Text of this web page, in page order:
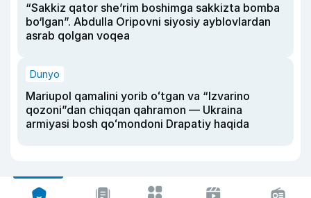
“Sakkiz qator she’rim boshimga sakkizta bomba
bo‘lgan”. Abdulla Oripovni siyosiy ayblovlardan
asrab qolgan voqea
Dunyo
Mariupol qamalini yorib oʻtgan va “Izvarino
qozoni”dan chiqqan qahramon — Ukraina
armiyasi bosh qoʻmondoni Drapatiy haqida